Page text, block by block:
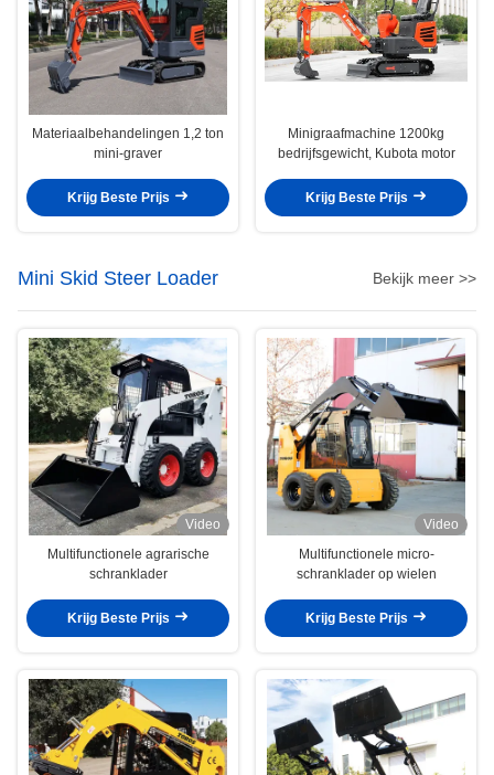
Materiaalbehandelingen 1,2 ton
mini-graver
Krijg Beste Prijs
Minigraafmachine 1200kg
bedrijfsgewicht, Kubota motor
Krijg Beste Prijs
Mini Skid Steer Loader Bekijk meer >>
Video
Multifunctionele agrarische
schranklader
Krijg Beste Prijs
Video
Multifunctionele micro-
schranklader op wielen
Krijg Beste Prijs